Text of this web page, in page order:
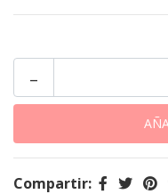
-
Compartir: